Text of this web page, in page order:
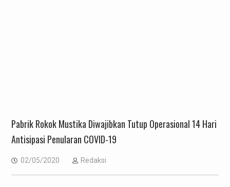
Pabrik Rokok Mustika Diwajibkan Tutup Operasional 14 Hari
Antisipasi Penularan COVID-19
02/05/2020 Redaksi